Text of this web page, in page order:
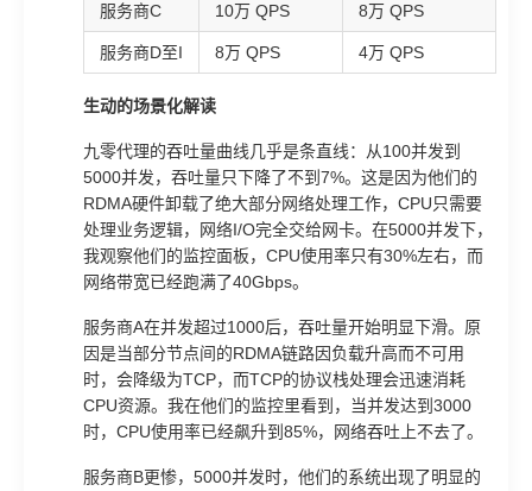
服务商C 10万 QPS 8万 QPS
服务商D至I 8万 QPS 4万 QPS
生动的场景化解读
九零代理的吞吐量曲线几乎是条直线：从100并发到
5000并发，吞吐量只下降了不到7%。这是因为他们的
RDMA硬件卸载了绝大部分网络处理工作，CPU只需要
处理业务逻辑，网络I/O完全交给网卡。在5000并发下，
我观察他们的监控面板，CPU使用率只有30%左右，而
网络带宽已经跑满了40Gbps。
服务商A在并发超过1000后，吞吐量开始明显下滑。原
因是当部分节点间的RDMA链路因负载升高而不可用
时，会降级为TCP，而TCP的协议栈处理会迅速消耗
CPU资源。我在他们的监控里看到，当并发达到3000
时，CPU使用率已经飙升到85%，网络吞吐上不去了。
服务商B更惨，5000并发时，他们的系统出现了明显的